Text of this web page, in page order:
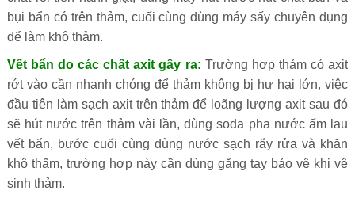
bụi bẩn có trên thảm, cuối cùng dùng máy sấy chuyên dụng
dể làm khô thảm.
Vết bẩn do các chất axit gây ra: Trường hợp thảm có axit
rớt vào cần nhanh chóng để thảm không bị hư hại lớn, việc
đầu tiên làm sạch axit trên thảm để loãng lượng axit sau đó
sẽ hút nước trên thảm vài lần, dùng soda pha nước ấm lau
vết bẩn, bước cuối cùng dùng nước sạch rẩy rửa và khăn
khô thấm, trường hợp này cần dùng găng tay bảo vệ khi vệ
sinh thảm.